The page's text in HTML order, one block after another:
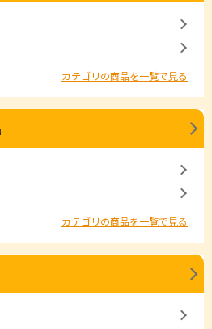
カテゴリの商品を一覧で見る
カテゴリの商品を一覧で見る